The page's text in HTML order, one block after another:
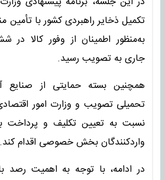
تکمیل ذخایر راهبردی کشور با تأمین
به‌منظور اطمینان از وفور کالا
جاری به تصویب رسید.
همچنین بسته حمایتی از
تحمیلی تصویب و وزارت امور
نسبت به تعیین تکلیف و پرداخت
واردکنندگان بخش خصوصی اقدام کند.
در ادامه، با توجه به اهمیت رصد